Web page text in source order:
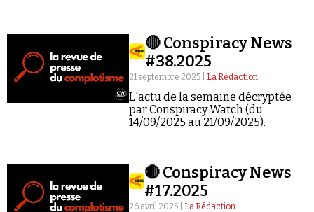
🔴 Conspiracy News
#38.2025
21 septembre 2025 | La Rédaction
L'actu de la semaine décryptée
par Conspiracy Watch (du
14/09/2025 au 21/09/2025).
🔴 Conspiracy News
#17.2025
26 avril 2025 | La Rédaction